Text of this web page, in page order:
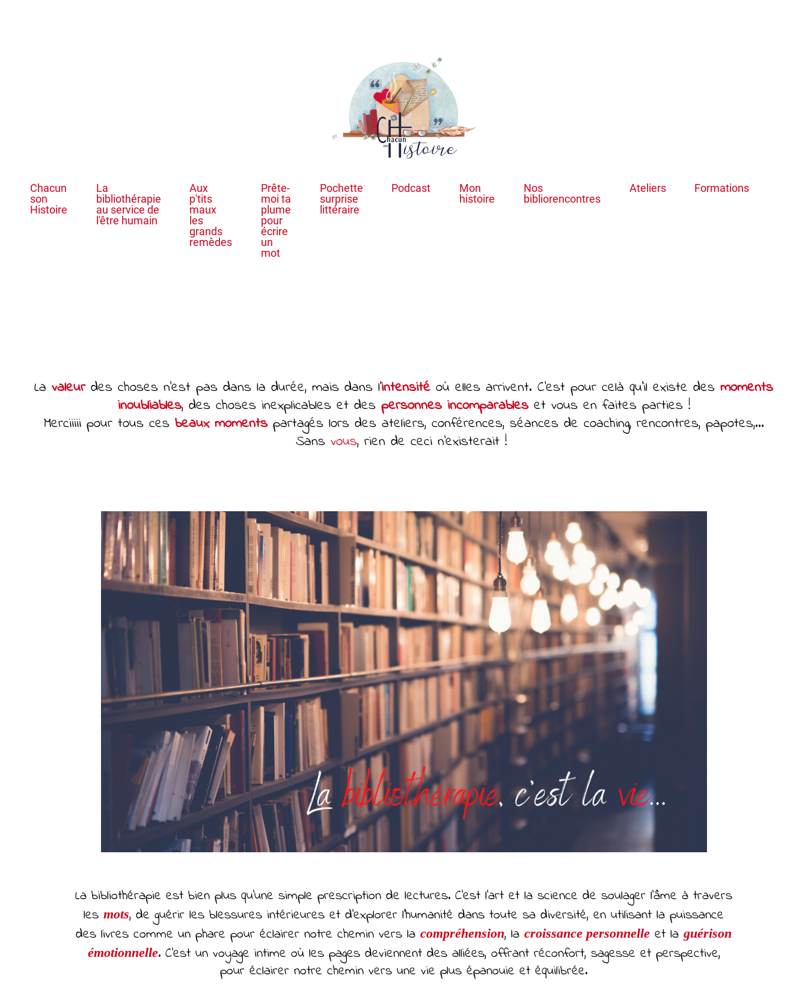
Chacun
son
Histoire
La
bibliothérapie
au service de
l'être humain
Aux
p'tits
maux
les
grands
remèdes
Prête-
moi ta
plume
pour
écrire
un
mot
Pochette
surprise
littéraire
Podcast
Mon
histoire
Nos
bibliorencontres
Ateliers Formations
Lavaleurdes choses n’est pas dans la durée, mais dans l’intensitéoù elles arrivent. C’est pour celà qu’il existe desmoments
inoubliables, des choses inexplicables et des personnes incomparableset vous en faites parties !
Merciiiii pour tous ces beaux momentspartagés lors des ateliers, conférences, séances de coaching, rencontres, papotes,...
Sans vous, rien de ceci n'existerait !
La bibliothérapie est bien plus qu'une simple prescription de lectures. C'est l'art et la science de soulager l'âme à travers
lesmots, de guérir les blessures intérieures et d'explorer l'humanité dans toute sa diversité, en utilisant la puissance
des livres comme un phare pour éclairer notre chemin vers lacompréhension, lacroissance personnelle et laguérison
émotionnelle. C'est un voyage intime où les pages deviennent des alliées, offrant réconfort, sagesse et perspective,
pour éclairer notre chemin vers une vie plus épanouie et équilibrée.